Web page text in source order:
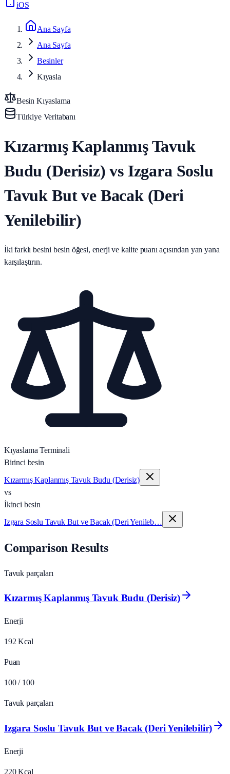
iOS
Ana Sayfa
Ana Sayfa
Besinler
Kıyasla
Besin Kıyaslama
Türkiye Veritabanı
Kızarmış Kaplanmış Tavuk
Budu (Derisiz) vs Izgara Soslu
Tavuk But ve Bacak (Deri
Yenilebilir)
İki farklı besini besin öğesi, enerji ve kalite puanı açısından yan yana
karşılaştırın.
Kıyaslama Terminali
Birinci besin
Kızarmış Kaplanmış Tavuk Budu (Derisiz)
vs
İkinci besin
Izgara Soslu Tavuk But ve Bacak (Deri Yenileb…
Comparison Results
Tavuk parçaları
Kızarmış Kaplanmış Tavuk Budu (Derisiz)
Enerji
192 Kcal
Puan
100 / 100
Tavuk parçaları
Izgara Soslu Tavuk But ve Bacak (Deri Yenilebilir)
Enerji
220 Kcal